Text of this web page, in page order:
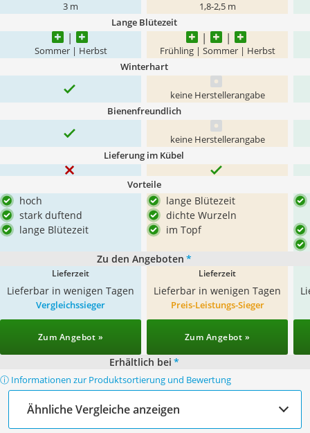
3 m 1,8-2,5 m
Lange Blütezeit
Sommer | Herbst Frühling | Sommer | Herbst
Winterhart
keine Herstellerangabe
Bienenfreundlich
keine Herstellerangabe
Lieferung im Kübel
Vorteile
hoch
stark duftend
lange Blütezeit
lange Blütezeit
dichte Wurzeln
im Topf
Zu den Angeboten *
Lieferzeit
Lieferbar in wenigen Tagen
Lieferzeit
Lieferbar in wenigen Tagen
Vergleichssieger
Zum Angebot »
Preis-Leistungs-Sieger
Zum Angebot »
Erhältlich bei *
ⓘ Informationen zur Produktsortierung und Bewertung
Ähnliche Vergleiche anzeigen